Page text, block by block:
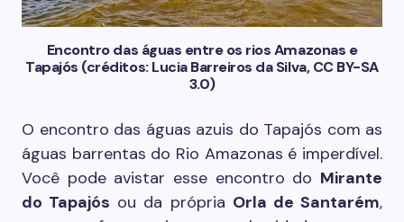
Encontro das águas entre os rios Amazonas e
Tapajós (créditos: Lucia Barreiros da Silva, CC BY-SA
3.0)
O encontro das águas azuis do Tapajós com as
águas barrentas do Rio Amazonas é imperdível.
Você pode avistar esse encontro do Mirante
do Tapajós ou da própria Orla de Santarém,